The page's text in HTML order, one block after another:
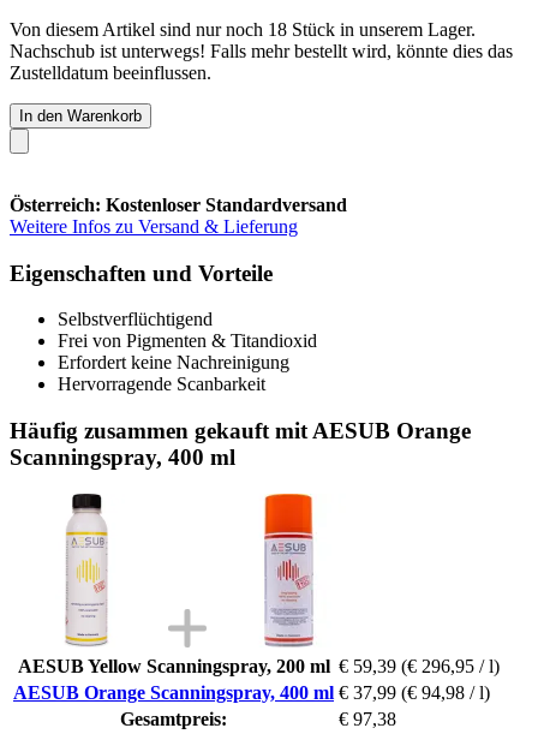
Von diesem Artikel sind nur noch 18 Stück in unserem Lager.
Nachschub ist unterwegs! Falls mehr bestellt wird, könnte dies das
Zustelldatum beeinflussen.
In den Warenkorb
Österreich: Kostenloser Standardversand
Weitere Infos zu Versand & Lieferung
Eigenschaften und Vorteile
Selbstverflüchtigend
Frei von Pigmenten & Titandioxid
Erfordert keine Nachreinigung
Hervorragende Scanbarkeit
Häufig zusammen gekauft mit AESUB Orange
Scanningspray, 400 ml
AESUB Yellow Scanningspray, 200 ml € 59,39 (€ 296,95 / l)
AESUB Orange Scanningspray, 400 ml € 37,99 (€ 94,98 / l)
Gesamtpreis:
€ 97,38